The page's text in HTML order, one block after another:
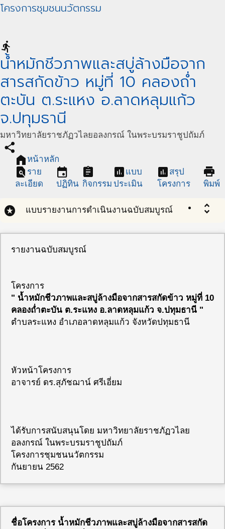
โครงการชุมชนนวัตกรรม
directions_run
น้ำหมักชีวภาพและสบู่ล้างมือจาก
สารสกัดข้าว หมู่ที่ 10 คลองถ่ำ
ตะบัน ต.ระแหง อ.ลาดหลุมแก้ว
จ.ปทุมธานี
มหาวิทยาลัยราชภัฏวไลยอลงกรณ์ ในพระบรมราชูปถัมภ์
share
home หน้าหลัก
find_in_page ราย
ละเอียด
event
ปฏิทิน
assignment
กิจกรรม
assessment แบบ
ประเมิน
assessment สรุป
โครงการ
print
พิมพ์
stars แบบรายงานการดำเนินงานฉบับสมบูรณ์ unfold_more
รายงานฉบับสมบูรณ์
โครงการ
" น้ำหมักชีวภาพและสบู่ล้างมือจากสารสกัดข้าว หมู่ที่ 10
คลองถ่ำตะบัน ต.ระแหง อ.ลาดหลุมแก้ว จ.ปทุมธานี "
ตำบลระแหง อำเภอลาดหลุมแก้ว จังหวัดปทุมธานี
หัวหน้าโครงการ
อาจารย์ ดร.สุภัชฌาน์ ศรีเอี่ยม
ได้รับการสนับสนุนโดย มหาวิทยาลัยราชภัฏวไลย
อลงกรณ์ ในพระบรมราชูปถัมภ์
โครงการชุมชนนวัตกรรม
กันยายน 2562
ชื่อโครงการ น้ำหมักชีวภาพและสบู่ล้างมือจากสารสกัด